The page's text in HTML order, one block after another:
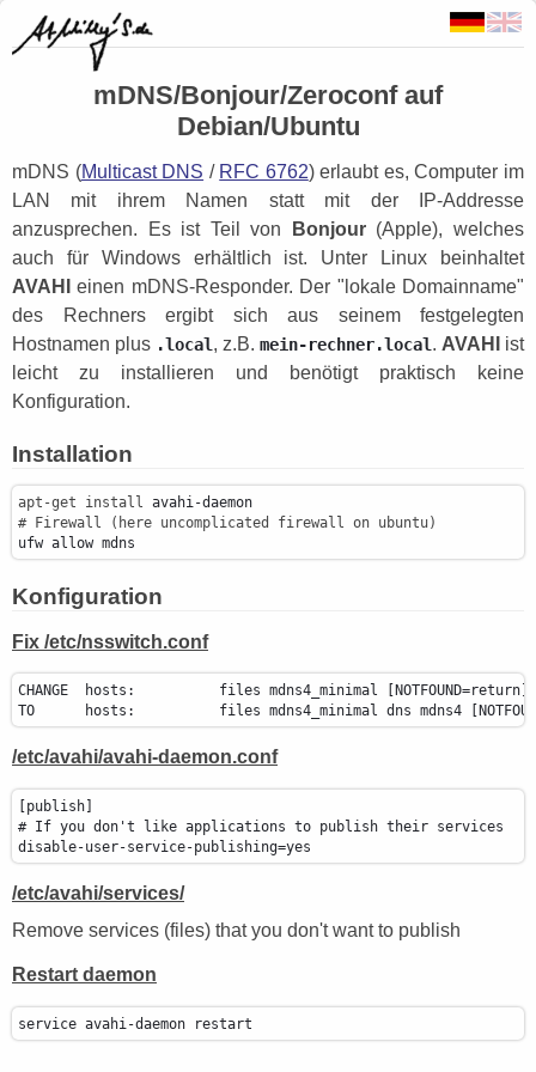
mDNS/Bonjour/Zeroconf auf
Debian/Ubuntu
mDNS (Multicast DNS / RFC 6762) erlaubt es, Computer im
LAN mit ihrem Namen statt mit der IP-Addresse
anzusprechen. Es ist Teil von
Bonjour(Apple), welches
auch für Windows erhältlich ist. Unter Linux beinhaltet
AVAHI
einen mDNS-Responder. Der "lokale Domainname"
des Rechners ergibt sich aus seinem festgelegten
Hostnamen plus .local, z.B. mein-rechner.local. AVAHI
ist
leicht zu installieren und benötigt praktisch keine
Konfiguration.
Installation
apt-get install
# Firewall (here uncomplicated firewall on ubuntu)
ufw allow mdns
Konfiguration
Fix /etc/nsswitch.conf
CHANGE  hosts:          files mdns4_minimal [NOTFOUND=return]
/etc/avahi/avahi-daemon.conf
[publish]
# If you don't like applications to publish their services
/etc/avahi/services/
Remove services (files) that you don't want to publish
Restart daemon
service avahi-daemon restart